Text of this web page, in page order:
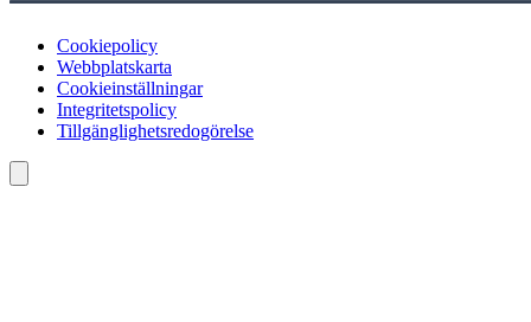
Cookiepolicy
Webbplatskarta
Cookieinställningar
Integritetspolicy
Tillgänglighetsredogörelse